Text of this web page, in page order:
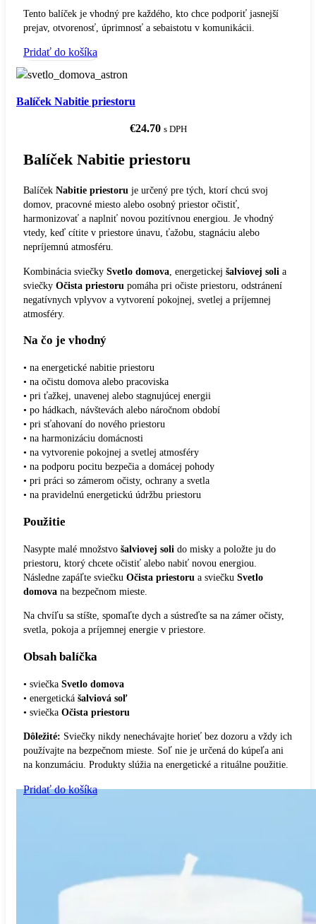
Tento balíček je vhodný pre každého, kto chce podporiť jasnejší
prejav, otvorenosť, úprimnosť a sebaistotu v komunikácii.
Pridať do košíka
Balíček Nabitie priestoru
€24.70 s DPH
Balíček Nabitie priestoru
Balíček Nabitie priestoru je určený pre tých, ktorí chcú svoj
domov, pracovné miesto alebo osobný priestor očistiť,
harmonizovať a naplniť novou pozitívnou energiou. Je vhodný
vtedy, keď cítite v priestore únavu, ťažobu, stagnáciu alebo
nepríjemnú atmosféru.
Kombinácia sviečky Svetlo domova , energetickej šalviovej soli a
sviečky Očista priestoru pomáha pri očiste priestoru, odstránení
negatívnych vplyvov a vytvorení pokojnej, svetlej a príjemnej
atmosféry.
Na čo je vhodný
• na energetické nabitie priestoru
• na očistu domova alebo pracoviska
• pri ťažkej, unavenej alebo stagnujúcej energii
• po hádkach, návštevách alebo náročnom období
• pri sťahovaní do nového priestoru
• na harmonizáciu domácnosti
• na vytvorenie pokojnej a svetlej atmosféry
• na podporu pocitu bezpečia a domácej pohody
• pri práci so zámerom očisty, ochrany a svetla
• na pravidelnú energetickú údržbu priestoru
Použitie
Nasypte malé množstvo šalviovej soli do misky a položte ju do
priestoru, ktorý chcete očistiť alebo nabiť novou energiou.
Následne zapáľte sviečku Očista priestoru a sviečku Svetlo
domova na bezpečnom mieste.
Na chvíľu sa stíšte, spomaľte dych a sústreďte sa na zámer očisty,
svetla, pokoja a príjemnej energie v priestore.
Obsah balíčka
• sviečka Svetlo domova
• energetická šalviová soľ
• sviečka Očista priestoru
Dôležité: Sviečky nikdy nenechávajte horieť bez dozoru a vždy ich
používajte na bezpečnom mieste. Soľ nie je určená do kúpeľa ani
na konzumáciu. Produkty slúžia na energetické a rituálne použitie.
Pridať do košíka